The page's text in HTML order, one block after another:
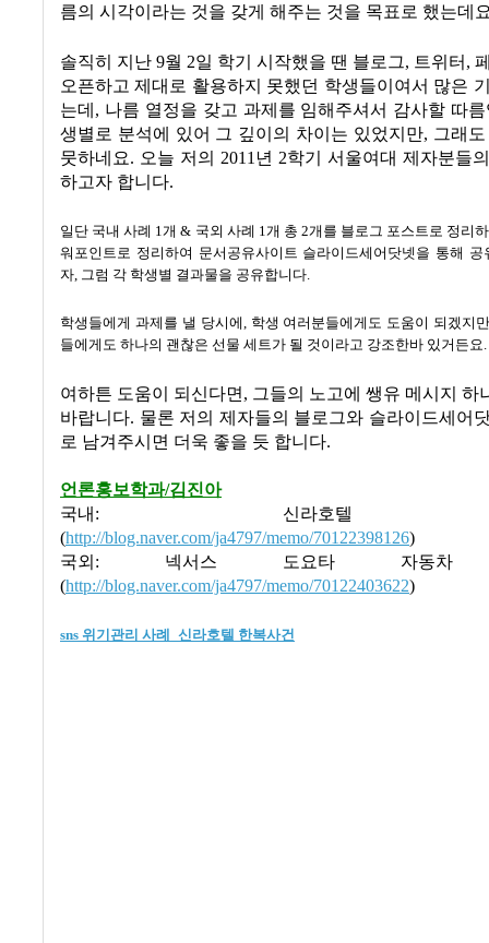
름의 시각이라는 것을 갖게 해주는 것을 목표로 했는데
솔직히 지난 9월 2일 학기 시작했을 땐 블로그, 트위터,
오픈하고 제대로 활용하지 못했던 학생들이여서 많은
는데, 나름 열정을 갖고 과제를 임해주셔서 감사할 따
생별로 분석에 있어 그 깊이의 차이는 있었지만, 그래
뭇하네요. 오늘 저의 2011년 2학기 서울여대 제자분들
하고자 합니다.
일단 국내 사례 1개 & 국외 사례 1개 총 2개를 블로그 포스트로 정리
워포인트로 정리하여 문서공유사이트 슬라이드세어닷넷을 통해 공
자, 그럼 각 학생별 결과물을 공유합니다.
학생들에게 과제를 낼 당시에, 학생 여러분들에게도 도움이 되겠지
들에게도 하나의 괜찮은 선물 세트가 될 것이라고 강조한바 있거든
여하튼 도움이 되신다면, 그들의 노고에 쌩유 메시지 하
바랍니다. 물론 저의 제자들의 블로그와 슬라이드세어
로 남겨주시면 더욱 좋을 듯 합니다.
언론홍보학과/김진아
국내: 신라호텔 한
(http://blog.naver.com/ja4797/memo/70122398126)
국외: 넥서스 도요타 자동차 급
(http://blog.naver.com/ja4797/memo/70122403622)
sns 위기관리 사례_신라호텔 한복사건